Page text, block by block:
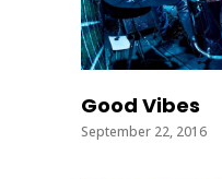
Good Vibes
September 22, 2016